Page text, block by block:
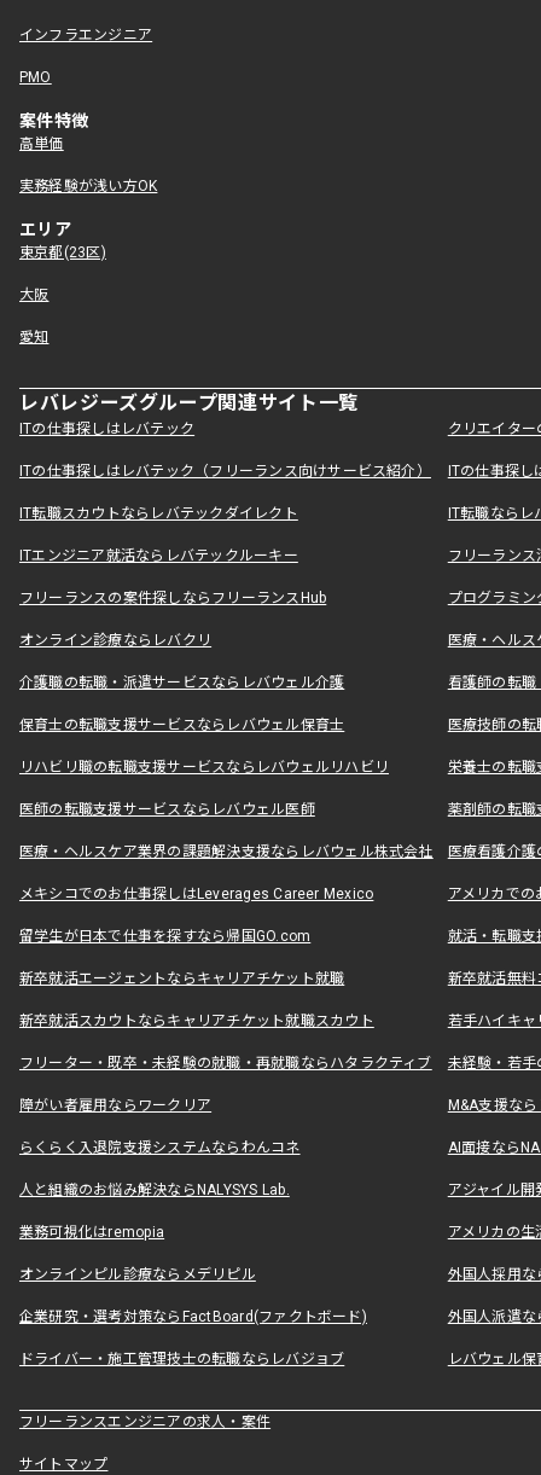
インフラエンジニア
PMO
案件特徴
高単価
実務経験が浅い方OK
エリア
東京都(23区)
大阪
愛知
レバレジーズグループ関連サイト一覧
ITの仕事探しはレバテック クリエイタ
ITの仕事探しはレバテック（フリーランス向けサービス紹介） ITの仕事探
IT転職スカウトならレバテックダイレクト IT転職なら
ITエンジニア就活ならレバテックルーキー フリーラン
フリーランスの案件探しならフリーランスHub プログラミ
オンライン診療ならレバクリ 医療・ヘル
介護職の転職・派遣サービスならレバウェル介護 看護師の転
保育士の転職支援サービスならレバウェル保育士 医療技師の
リハビリ職の転職支援サービスならレバウェルリハビリ 栄養士の転
医師の転職支援サービスならレバウェル医師 薬剤師の転
医療・ヘルスケア業界の課題解決支援ならレバウェル株式会社 医療看護介
メキシコでのお仕事探しはLeverages Career Mexico アメリカで
留学生が日本で仕事を探すなら帰国GO.com 就活・転職
新卒就活エージェントならキャリアチケット就職 新卒就活無料
新卒就活スカウトならキャリアチケット就職スカウト 若手ハイキ
フリーター・既卒・未経験の就職・再就職ならハタラクティブ 未経験・若手
障がい者雇用ならワークリア M&A支援な
らくらく入退院支援システムならわんコネ AI面接なら
人と組織のお悩み解決ならNALYSYS Lab. アジャイル
業務可視化はremopia アメリカの
オンラインピル診療ならメデリピル 外国人採用
企業研究・選考対策ならFactBoard(ファクトボード) 外国人派遣な
ドライバー・施工管理技士の転職ならレバジョブ レバウェル
フリーランスエンジニアの求人・案件
サイトマップ